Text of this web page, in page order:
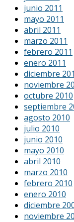
junio 2011
mayo 2011
abril 2011
marzo 2011
febrero 2011
enero 2011
diciembre
noviembre
octubre 2010
septiembre
agosto 2010
julio 2010
junio 2010
mayo 2010
abril 2010
marzo 2010
febrero 2010
enero 2010
diciembre
noviembre